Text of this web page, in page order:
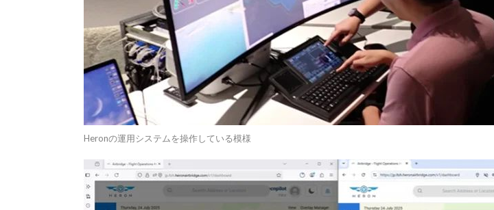
Heronの運用システムを操作している模様